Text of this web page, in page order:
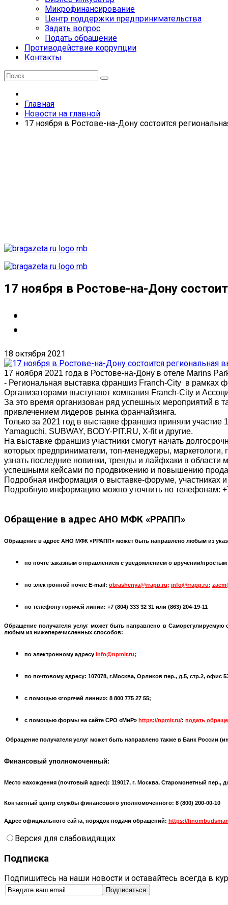
Микрофинансирование
Центр поддержки предпринимательства
Задать вопрос
Подать обращение
Противодействие коррупции
Контакты
Главная
Новости на главной
17 ноября в Ростове-на-Дону состоится
17 ноября в Ростове-на-Дону
18 октября 2021
17 ноября 2021 года в Ростове-на-Дону в отеле Marins
- Региональная выставка франшиз Franch-City в рамках
Организаторами выступают компания Franch-City и
За это время организован ряд успешных мероприятий в
привлечением лидеров рынка франчайзинга.
Только за 2021 год в выставке франшиз приняли
Yamaguchi, SUBWAY, BODY-PIT.RU, X-fit и другие.
На выставке франшиз участники смогут начать
которых предприниматели, топ-менеджеры, маркетологи,
узнать последние новинки, тренды и лайфхаки в области
успешными кейсами по продвижению и повышению
Подробная информация о выставке-форуме, участниках
Подробную информацию можно уточнить по телефонам:
Обращение в адрес АНО МФК «РРАПП»
Обращение в адрес АНО МФК «РРАПП» может быть направлено любым из
по почте заказным отправлением с уведомлением о вручении/
по электронной почте E-mail: obrashenya@rrapp.ru; info@rrapp.ru;
по телефону горячей линии: +7 (804) 333 32 31 или (863) 204-19-11
Обращение получателя услуг может быть направлено в Саморегулируемую
любым из нижеперечисленных способов:
по электронному адресу info@npmir.ru;
по почтовому адресу: 107078, г.Москва, Орликов пер., д.5, стр.2, офис
с помощью «горячей линии»: 8 800 775 27 55;
с помощью формы на сайте СРО «МиР» https://npmir.ru/: подать
Обращение получателя услуг может быть направлено также в Банк России (
Финансовый уполномоченный:
Место нахождения (почтовый адрес): 119017, г. Москва, Старомонетный пер.,
Контактный центр службы финансового уполномоченного: 8 (800) 200-00-10
Адрес официального сайта, порядок подачи обращений: https://
Версия для слабовидящих
Подписка
Подпишитесь на наши новости и оставайтесь всегда в